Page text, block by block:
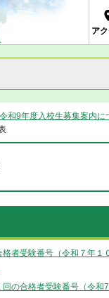
Nagano Prefecture
ア
令和9年度入校生募集案内に
者受験番号（令和７年１
の合格者受験番号（令和7